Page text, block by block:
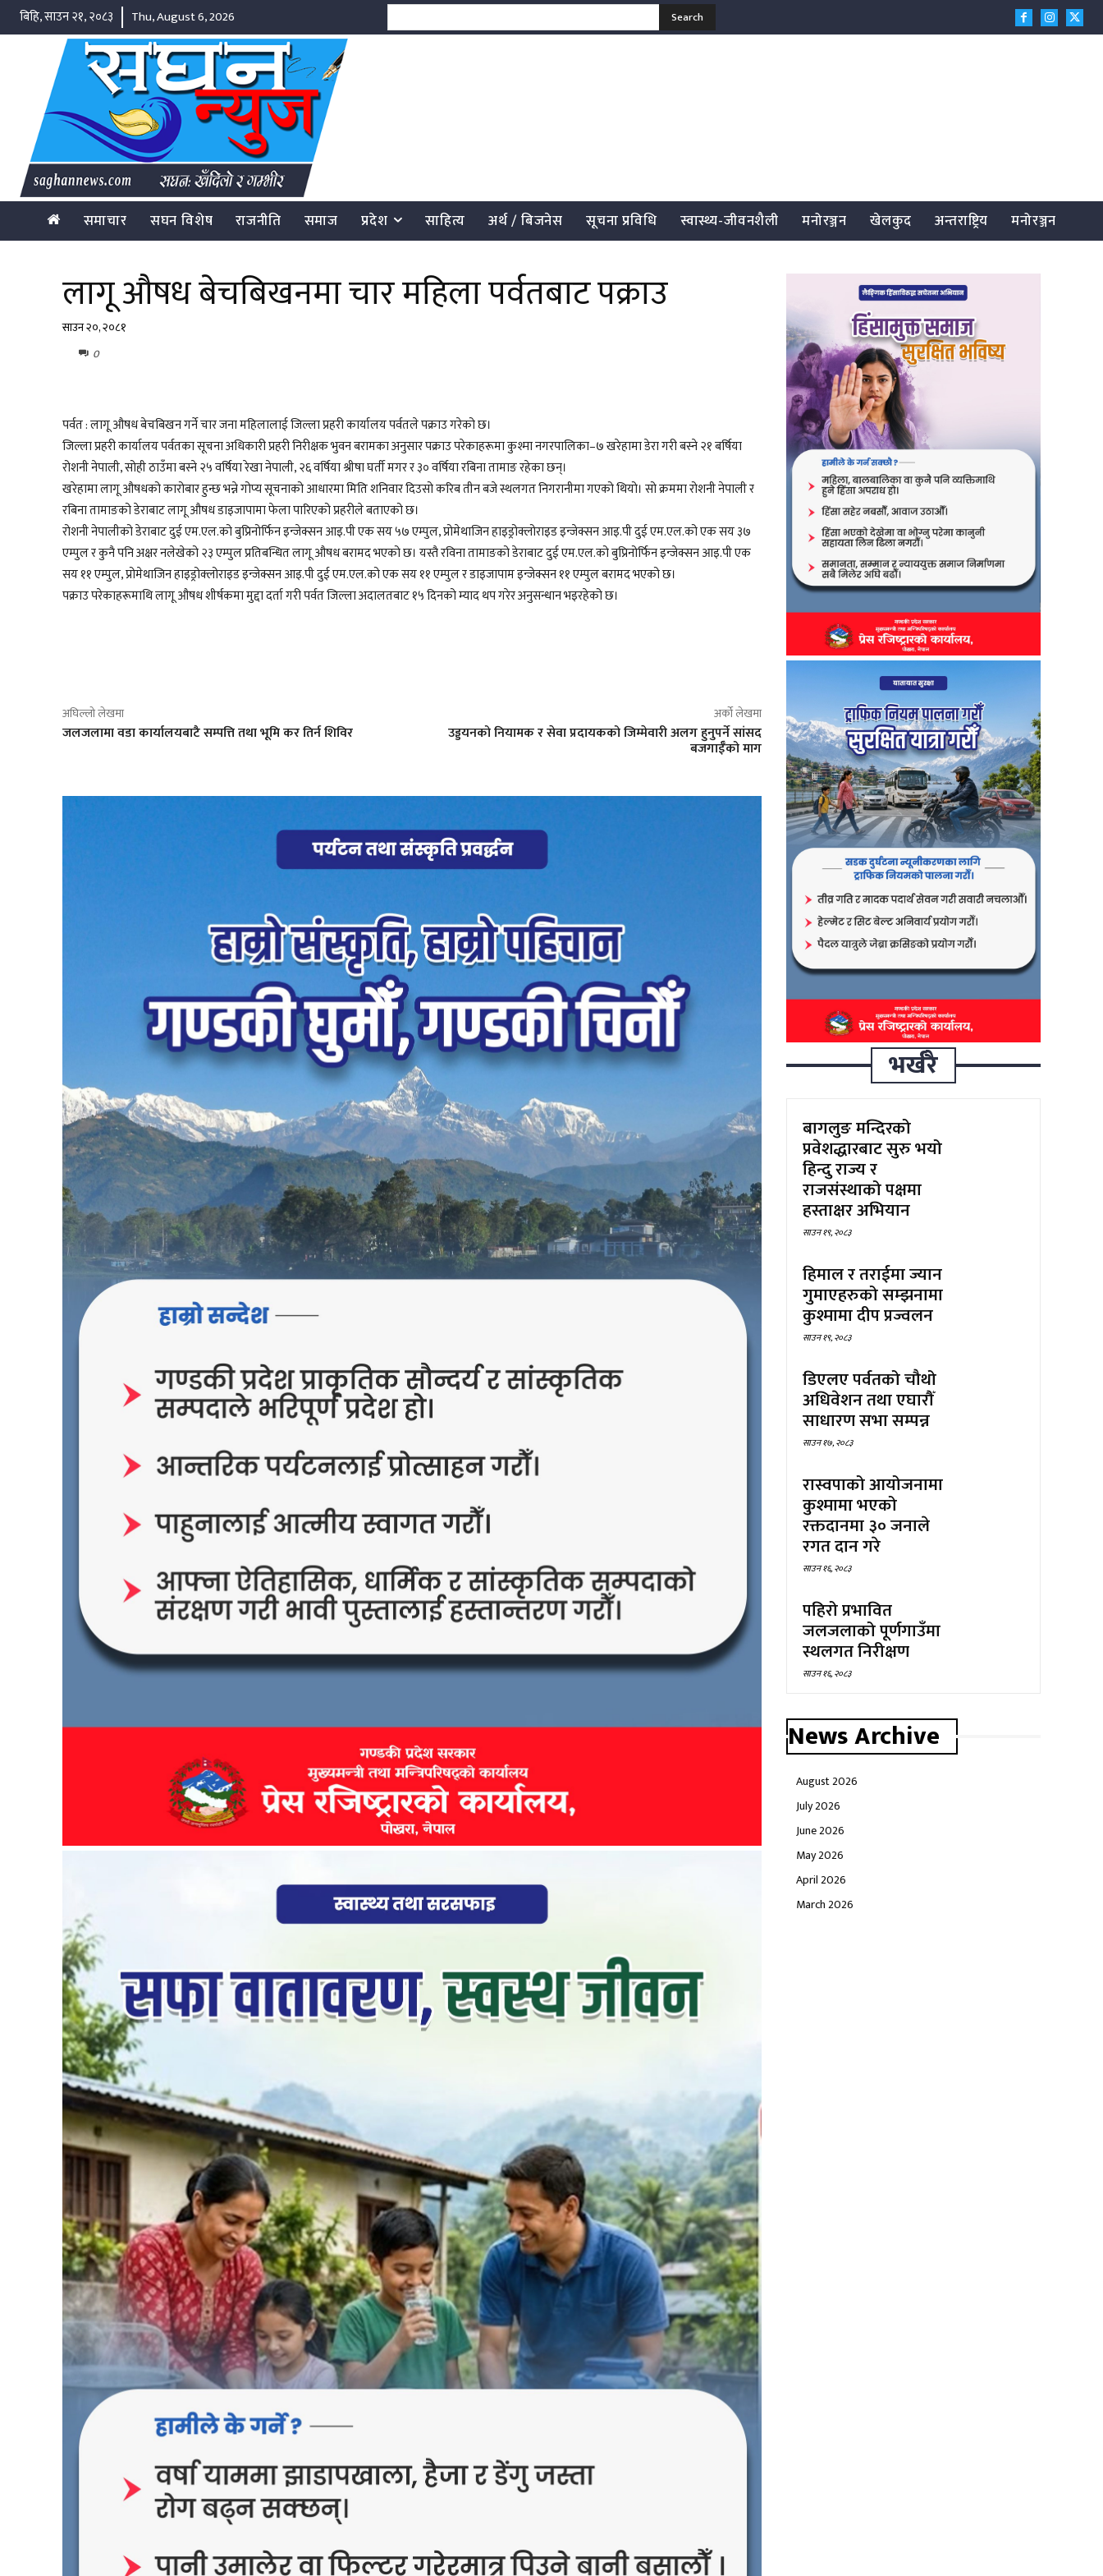
बिहि, साउन २१, २०८३ Thu, August 6, 2026 Search
समाचार सघन विशेष राजनीति समाज प्रदेश साहित्य अर्थ / बिजनेस सूचना प्रविधि स्वास्थ्य-जीवनशैली मनोरञ्जन खेलकुद अन्तराष्ट्रिय मनोरञ्जन
लागू औषध बेचबिखनमा चार महिला पर्वतबाट पक्राउ
साउन २०, २०८१
0
पर्वत : लागू औषध बेचबिखन गर्ने चार जना महिलालाई जिल्ला प्रहरी कार्यालय पर्वतले पक्राउ गरेको छ।
जिल्ला प्रहरी कार्यालय पर्वतका सूचना अधिकारी प्रहरी निरीक्षक भुवन बरामका अनुसार पक्राउ परेकाहरूमा कुश्मा नगरपालिका–७ खरेहामा डेरा गरी बस्ने २१ बर्षिया
रोशनी नेपाली, सोही ठाउँमा बस्ने २५ वर्षिया रेखा नेपाली, २६ वर्षिया श्रीषा घर्ती मगर र ३० वर्षिया रबिना तामाङ रहेका छन्।
खरेहामा लागू औषधको कारोबार हुन्छ भन्ने गोप्य सूचनाको आधारमा मिति शनिवार दिउसो करिब तीन बजे स्थलगत निगरानीमा गएको थियो। सो क्रममा रोशनी नेपाली र
रबिना तामाङको डेराबाट लागू औषध डाइजापामा फेला पारिएको प्रहरीले बताएको छ।
रोशनी नेपालीको डेराबाट दुई एम.एल.को बुप्रिनोर्फिन इन्जेक्सन आइ.पी एक सय ५७ एम्पुल, प्रोमेथाजिन हाइड्रोक्लोराइड इन्जेक्सन आइ.पी दुई एम.एल.को एक सय ३७
एम्पुल र कुनै पनि अक्षर नलेखेको २३ एम्पुल प्रतिबन्धित लागू औषध बरामद भएको छ। यस्तै रविना तामाङको डेराबाट दुई एम.एल.को बुप्रिनोर्फिन इन्जेक्सन आइ.पी एक
सय ११ एम्पुल, प्रोमेथाजिन हाइड्रोक्लोराइड इन्जेक्सन आइ.पी दुई एम.एल.को एक सय ११ एम्पुल र डाइजापाम इन्जेक्सन ११ एम्पुल बरामद भएको छ।
पक्राउ परेकाहरूमाथि लागू औषध शीर्षकमा मुद्दा दर्ता गरी पर्वत जिल्ला अदालतबाट १५ दिनको म्याद थप गरेर अनुसन्धान भइरहेको छ।
अघिल्लो लेखमा
जलजलामा वडा कार्यालयबाटै सम्पत्ति तथा भूमि कर तिर्न शिविर
अर्को लेखमा
उड्डयनको नियामक र सेवा प्रदायकको जिम्मेवारी अलग हुनुपर्ने सांसद
बजगाईँको माग
भर्खरै
बागलुङ मन्दिरको
प्रवेशद्धारबाट सुरु भयो
हिन्दु राज्य र
राजसंस्थाको पक्षमा
हस्ताक्षर अभियान
साउन १९, २०८३
हिमाल र तराईमा ज्यान
गुमाएहरुको सम्झनामा
कुश्मामा दीप प्रज्वलन
साउन १९, २०८३
डिएलए पर्वतको चौथो
अधिवेशन तथा एघारौँ
साधारण सभा सम्पन्न
साउन १७, २०८३
रास्वपाको आयोजनामा
कुश्मामा भएको
रक्तदानमा ३० जनाले
रगत दान गरे
साउन १६, २०८३
पहिरो प्रभावित
जलजलाको पूर्णगाउँमा
स्थलगत निरीक्षण
साउन १६, २०८३
News Archive
August 2026
July 2026
June 2026
May 2026
April 2026
March 2026